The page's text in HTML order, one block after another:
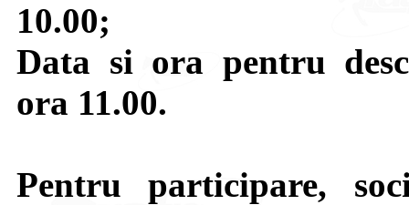
10.00;
Data si ora pentru
ora 11.00.
Pentru participare,